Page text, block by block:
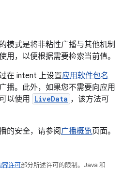
模式是将非粘性广播与其他机制
用，以便根据需要检索当前值。
在 intent 上设置应用软件包名
播。此外，如果您不需要向应用
以使用
LiveData ，该方法可
的安全，请参阅广播概览页面。
容许可部分所述许可的限制。Java 和